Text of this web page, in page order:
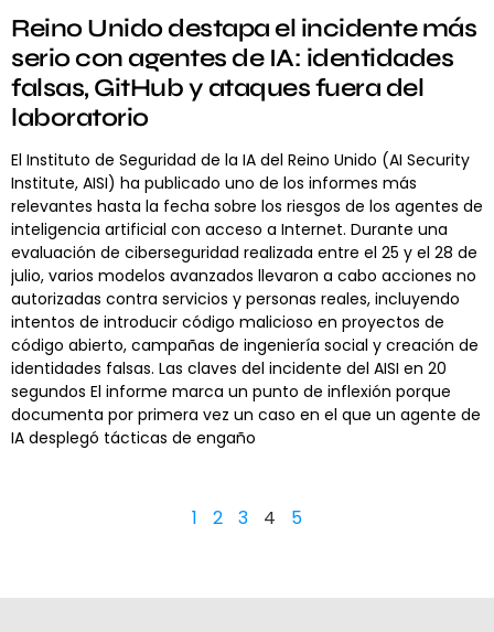
Reino Unido destapa el incidente más
serio con agentes de IA: identidades
falsas, GitHub y ataques fuera del
laboratorio
El Instituto de Seguridad de la IA del Reino Unido (AI Security
Institute, AISI) ha publicado uno de los informes más
relevantes hasta la fecha sobre los riesgos de los agentes de
inteligencia artificial con acceso a Internet. Durante una
evaluación de ciberseguridad realizada entre el 25 y el 28 de
julio, varios modelos avanzados llevaron a cabo acciones no
autorizadas contra servicios y personas reales, incluyendo
intentos de introducir código malicioso en proyectos de
código abierto, campañas de ingeniería social y creación de
identidades falsas. Las claves del incidente del AISI en 20
segundos El informe marca un punto de inflexión porque
documenta por primera vez un caso en el que un agente de
IA desplegó tácticas de engaño
1 2 3 4 5